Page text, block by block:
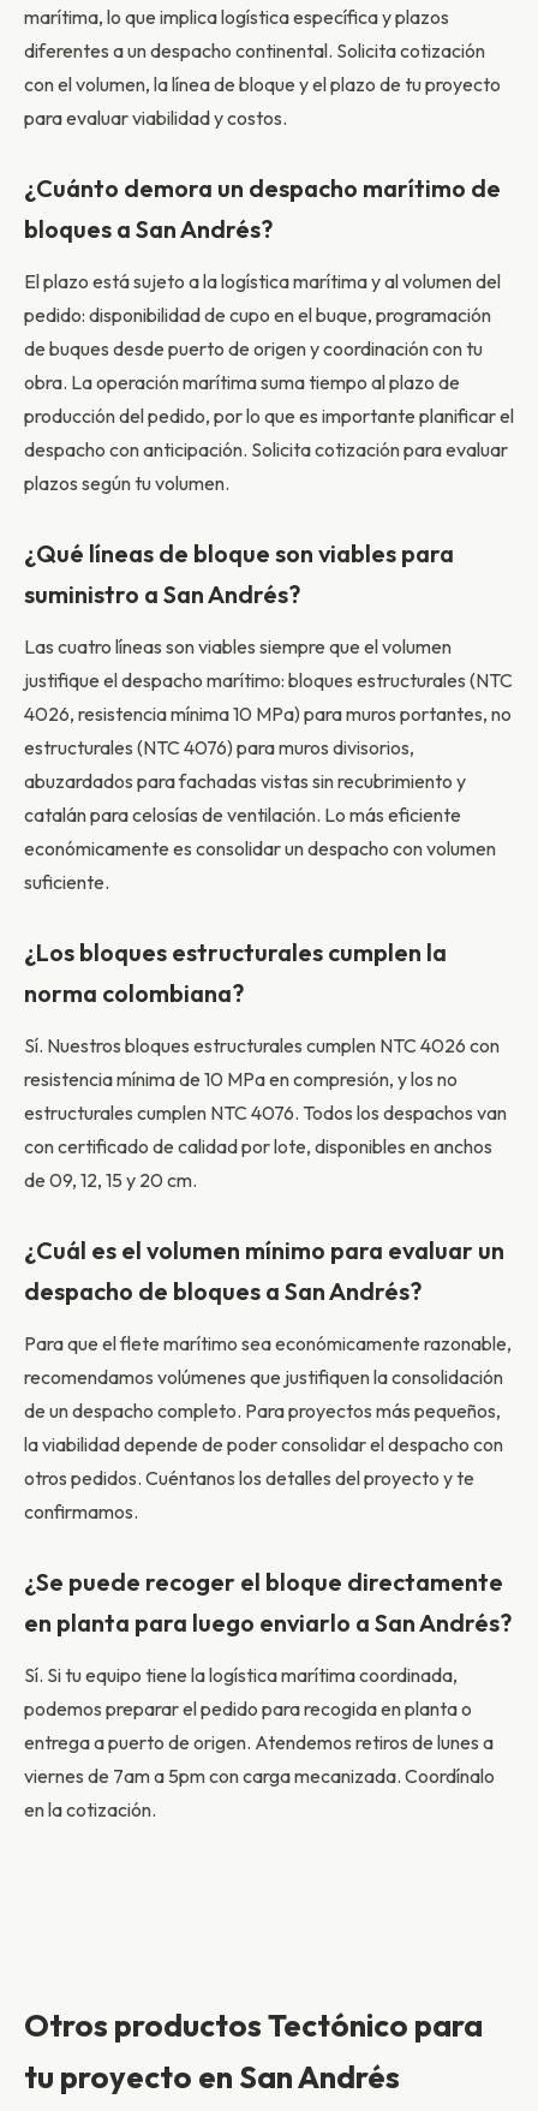
marítima, lo que implica logística específica y plazos
diferentes a un despacho continental. Solicita cotización
con el volumen, la línea de bloque y el plazo de tu proyecto
para evaluar viabilidad y costos.
¿Cuánto demora un despacho marítimo de
bloques a San Andrés?
El plazo está sujeto a la logística marítima y al volumen del
pedido: disponibilidad de cupo en el buque, programación
de buques desde puerto de origen y coordinación con tu
obra. La operación marítima suma tiempo al plazo de
producción del pedido, por lo que es importante planificar el
despacho con anticipación. Solicita cotización para evaluar
plazos según tu volumen.
¿Qué líneas de bloque son viables para
suministro a San Andrés?
Las cuatro líneas son viables siempre que el volumen
justifique el despacho marítimo: bloques estructurales (NTC
4026, resistencia mínima 10 MPa) para muros portantes, no
estructurales (NTC 4076) para muros divisorios,
abuzardados para fachadas vistas sin recubrimiento y
catalán para celosías de ventilación. Lo más eficiente
económicamente es consolidar un despacho con volumen
suficiente.
¿Los bloques estructurales cumplen la
norma colombiana?
Sí. Nuestros bloques estructurales cumplen NTC 4026 con
resistencia mínima de 10 MPa en compresión, y los no
estructurales cumplen NTC 4076. Todos los despachos van
con certificado de calidad por lote, disponibles en anchos
de 09, 12, 15 y 20 cm.
¿Cuál es el volumen mínimo para evaluar un
despacho de bloques a San Andrés?
Para que el flete marítimo sea económicamente razonable,
recomendamos volúmenes que justifiquen la consolidación
de un despacho completo. Para proyectos más pequeños,
la viabilidad depende de poder consolidar el despacho con
otros pedidos. Cuéntanos los detalles del proyecto y te
confirmamos.
¿Se puede recoger el bloque directamente
en planta para luego enviarlo a San Andrés?
Sí. Si tu equipo tiene la logística marítima coordinada,
podemos preparar el pedido para recogida en planta o
entrega a puerto de origen. Atendemos retiros de lunes a
viernes de 7am a 5pm con carga mecanizada. Coordínalo
en la cotización.
Otros productos Tectónico para
tu proyecto en San Andrés